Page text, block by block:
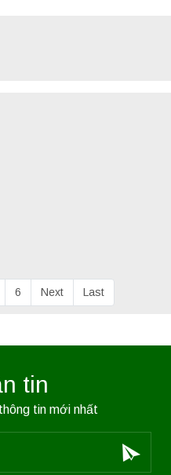
6 Next Last
tin
tin mới nhất